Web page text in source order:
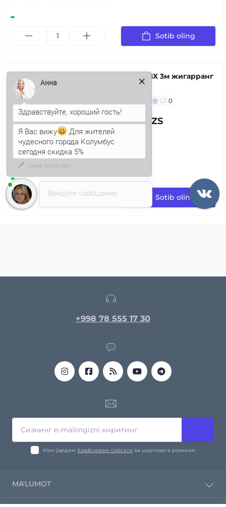
Sotib oling
Қувур ПВХ 3м жигарранг
0
79.63 UZS
Sotib oling
+998 78 555 17 30
Мен ўқидим Хавфсизлик сиёсати ва шартларга розиман
MA'LUMOT
Компания ҳақида
Введите сообщение
Здравствуйте, хороший гость!
Я Вас вижу
Для жителей
чудесного города Колумбус
сегодня скидка 5%